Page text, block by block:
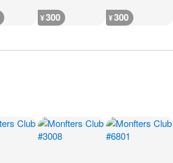
¥300 ¥300